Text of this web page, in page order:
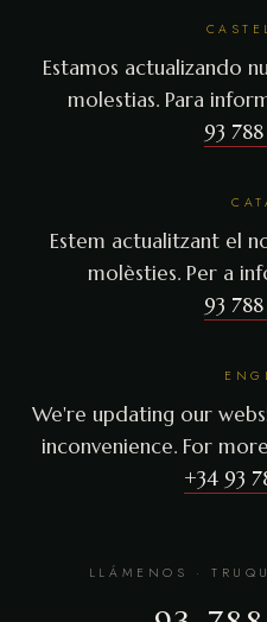
Estamos actualizando
molestias. Para
93
Estem actualitzant el
molèsties. Per a
93
We're updating our
inconvenience. For
+34 93
LLÁMENOS ·